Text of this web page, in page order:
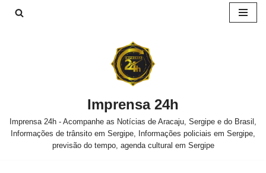
Imprensa 24h
Imprensa 24h - Acompanhe as Notícias de Aracaju, Sergipe e do Brasil,
Informações de trânsito em Sergipe, Informações policiais em Sergipe,
previsão do tempo, agenda cultural em Sergipe